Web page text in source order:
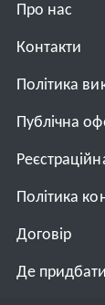
Про нас
Контакти
Політика
Публічна
Політика
Договiр
Де